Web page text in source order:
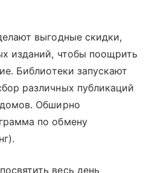
выгодные скидки,
изданий, чтобы поощрить
Библиотеки запускают
различных публикаций
Обширно
по обмену
весь день